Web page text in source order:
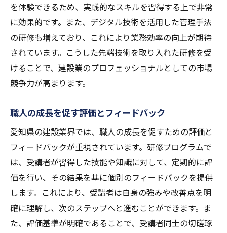
を体験できるため、実践的なスキルを習得する上で非常
に効果的です。また、デジタル技術を活用した管理手法
の研修も増えており、これにより業務効率の向上が期待
されています。こうした先端技術を取り入れた研修を受
けることで、建設業のプロフェッショナルとしての市場
競争力が高まります。
職人の成長を促す評価とフィードバック
愛知県の建設業界では、職人の成長を促すための評価と
フィードバックが重視されています。研修プログラムで
は、受講者が習得した技能や知識に対して、定期的に評
価を行い、その結果を基に個別のフィードバックを提供
します。これにより、受講者は自身の強みや改善点を明
確に理解し、次のステップへと進むことができます。ま
た、評価基準が明確であることで、受講者同士の切磋琢